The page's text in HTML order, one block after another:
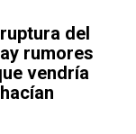
del
rumores
vendría